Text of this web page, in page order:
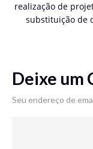
realização de
substituição de
Deixe um
Seu endereço de